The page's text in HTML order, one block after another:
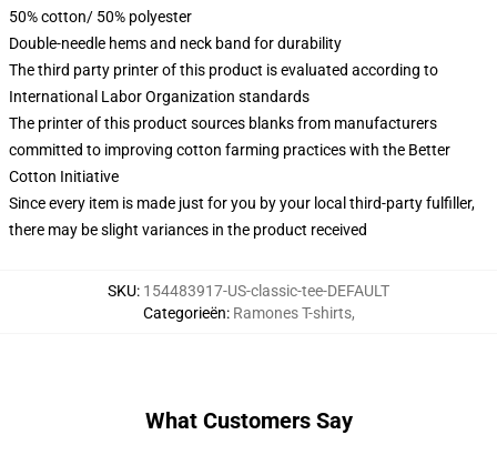
50% cotton/ 50% polyester
Double-needle hems and neck band for durability
The third party printer of this product is evaluated according to
International Labor Organization standards
The printer of this product sources blanks from manufacturers
committed to improving cotton farming practices with the Better
Cotton Initiative
Since every item is made just for you by your local third-party fulfiller,
there may be slight variances in the product received
SKU: 154483917-US-classic-tee-DEFAULT
Categorieën: Ramones T-shirts,
What Customers Say